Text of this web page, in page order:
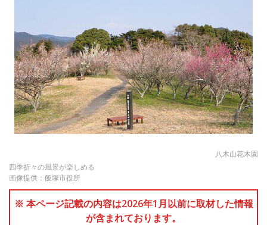
八木山花木園
四季折々の風景が楽しめる
画像提供：飯塚市役所
※ 本ページ記載の内容は2026年1月以前に取材した情報
が含まれております。